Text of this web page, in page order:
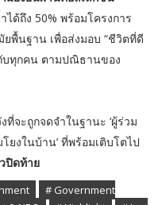
ด้ถึง 50% พร้อมโครงการ
พื้นฐาน เพื่อส่งมอบ “ชีวิตที่ดี
บทุกคน ตามปณิธานของ
จะถูกจดจำในฐานะ ‘ผู้ร่วม
งในบ้าน’ ที่พร้อมเติบโตไป
ปิดท้าย
# Government